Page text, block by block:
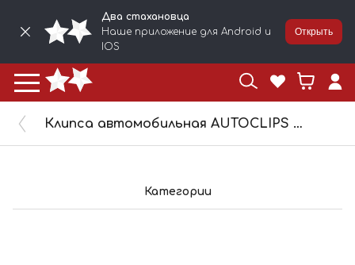
Два стахановца
Наше приложение для Android и
IOS
Открыть
Клипса автомобильная AUTOCLIPS Lexus, Toyota, 10255
Категории